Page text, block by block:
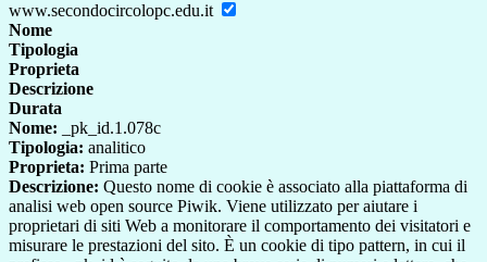
www.secondocircolopc.edu.it
Nome
Tipologia
Proprieta
Descrizione
Durata
Nome: _pk_id.1.078c
Tipologia: analitico
Proprieta: Prima parte
Descrizione: Questo nome di cookie è associato alla piattaforma di
analisi web open source Piwik. Viene utilizzato per aiutare i
proprietari di siti Web a monitorare il comportamento dei visitatori e
misurare le prestazioni del sito. È un cookie di tipo pattern, in cui il